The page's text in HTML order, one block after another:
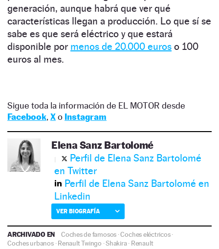
generación, aunque habrá que ver qué
características llegan a producción. Lo que sí se
sabe es que será eléctrico y que estará
disponible por menos de 20.000 euros o 100
euros al mes.
Sigue toda la información de EL MOTOR desde
Facebook, Xo Instagram
Elena Sanz Bartolomé
Perfil de Elena Sanz Bartolomé
en Twitter
Perfil de Elena Sanz Bartolomé en
Linkedin
VER BIOGRAFÍA
ARCHIVADO EN Coches de famosos ·Coches eléctricos·
Coches urbanos·Renault Twingo ·Shakira· Renault